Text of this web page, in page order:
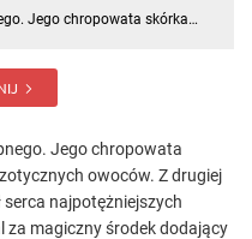
Jego chropowata skórka
Jego chropowata
owoców. Z drugiej
najpotężniejszych
za magiczny środek dodający